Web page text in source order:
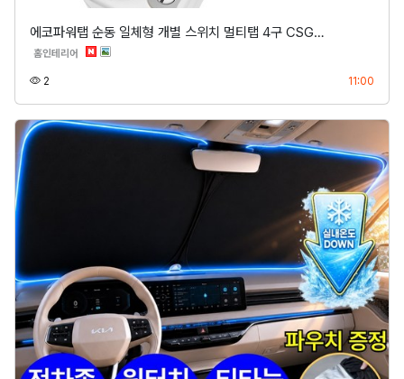
에코파워탭 순동 일체형 개별 스위치 멀티탭 4구 CSG…
홈인테리어 분류
2 11:00